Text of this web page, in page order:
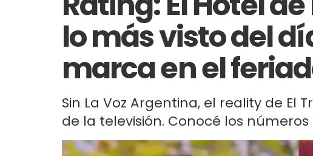
lo más visto del
marca en el
Sin La Voz Argentina, el reality de El
de la televisión. Conocé los